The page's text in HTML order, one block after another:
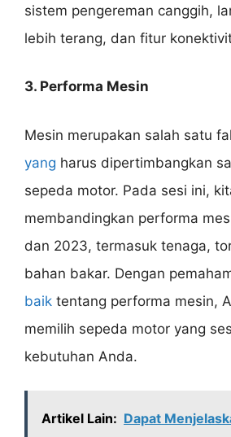
sistem pengereman canggih,
lebih terang, dan fitur
3. Performa Mesin
Mesin merupakan salah satu
yang harus dipertimbangkan
sepeda motor. Pada sesi ini,
membandingkan performa
dan 2023, termasuk tenaga,
bahan bakar. Dengan
baik tentang performa mesin,
memilih sepeda motor yang
kebutuhan Anda.
Artikel Lain: Dapat